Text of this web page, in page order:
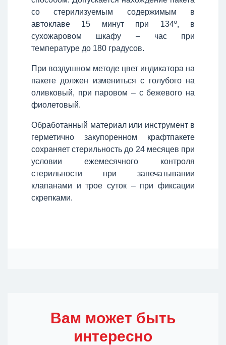
со стерилизуемым содержимым в
автоклаве 15 минут при 134º, в
сухожаровом шкафу – час при
температуре до 180 градусов.
При воздушном методе цвет индикатора на
пакете должен измениться с голубого на
оливковый, при паровом – с бежевого на
фиолетовый.
Обработанный материал или инструмент в
герметично закупоренном крафтпакете
сохраняет стерильность до 24 месяцев при
условии ежемесячного контроля
стерильности при запечатывании
клапанами и трое суток – при фиксации
скрепками.
Вам может быть
интересно